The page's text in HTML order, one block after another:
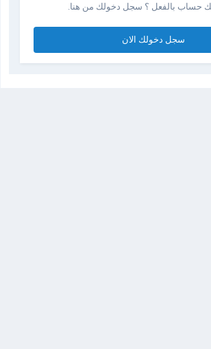
حساب بالفعل ؟ سجل دخولك من هنا.
سجل دخولك الان